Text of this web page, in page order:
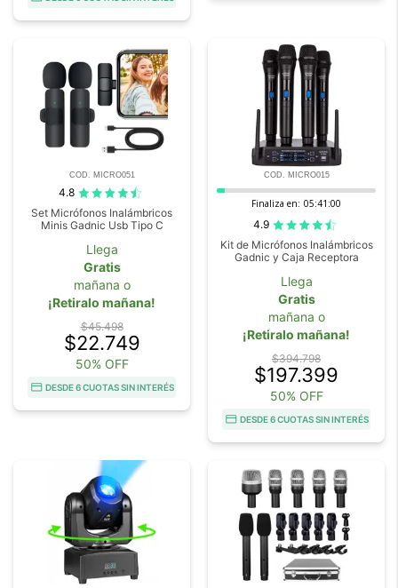
COD. MICRO051
4.8
Set Micrófonos Inalámbricos
Minis Gadnic Usb Tipo C
Llega
Gratis
mañana o
¡Retiralo mañana!
$45.498
$22.749
50% OFF
DESDE 6 CUOTAS SIN INTERÉS
COD. MICRO015
Finaliza en: 05:40:59
4.9
Kit de Micrófonos Inalámbricos
Gadnic y Caja Receptora
Llega
Gratis
mañana o
¡Retiralo mañana!
$394.798
$197.399
50% OFF
DESDE 6 CUOTAS SIN INTERÉS